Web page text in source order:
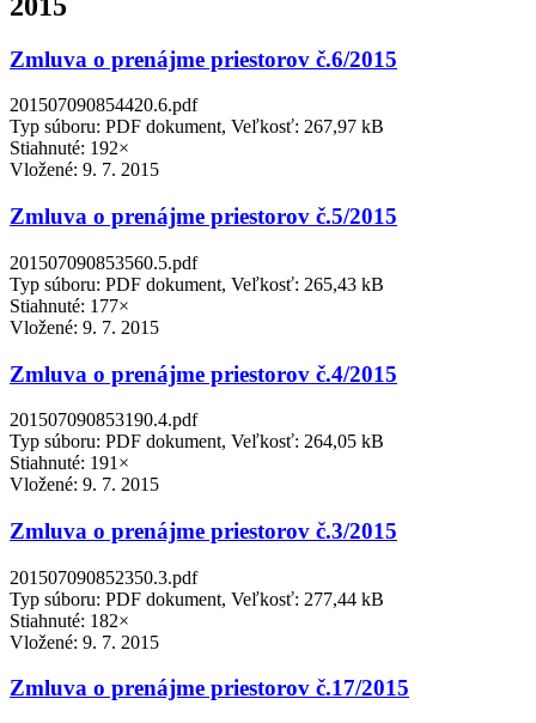
Zmluva o prenájme priestorov č.6/2015
201507090854420.6.pdf
Typ súboru: PDF dokument, Veľkosť: 267,97 kB
Stiahnuté: 192×
Vložené: 9. 7. 2015
Zmluva o prenájme priestorov č.5/2015
201507090853560.5.pdf
Typ súboru: PDF dokument, Veľkosť: 265,43 kB
Stiahnuté: 177×
Vložené: 9. 7. 2015
Zmluva o prenájme priestorov č.4/2015
201507090853190.4.pdf
Typ súboru: PDF dokument, Veľkosť: 264,05 kB
Stiahnuté: 191×
Vložené: 9. 7. 2015
Zmluva o prenájme priestorov č.3/2015
201507090852350.3.pdf
Typ súboru: PDF dokument, Veľkosť: 277,44 kB
Stiahnuté: 182×
Vložené: 9. 7. 2015
Zmluva o prenájme priestorov č.17/2015